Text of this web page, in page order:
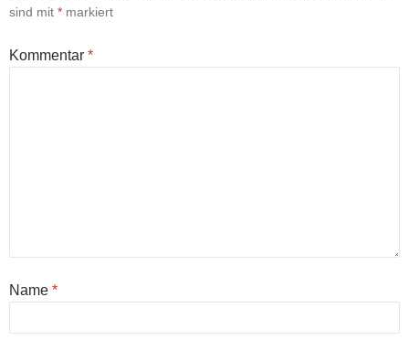
sind mit * markiert
Kommentar *
Name *